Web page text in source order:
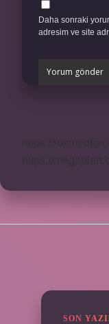
Daha sonraki
adresim ve site
SON